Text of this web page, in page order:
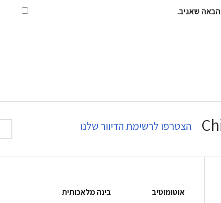
שאגיב.
הצטרפו לרשימת הדיוור שלנו
אוטומוטיב
בינה מלאכותית